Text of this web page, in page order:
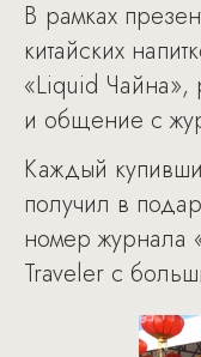
В рамках
китайских
«Liquid Чайна»,
и общение с
Каждый
получил в
номер журнала
Traveler с